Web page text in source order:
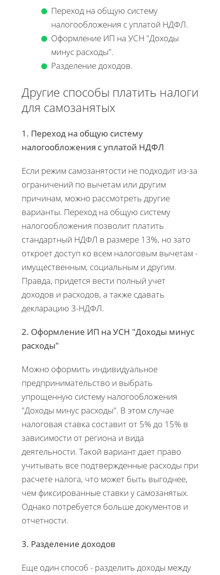
Переход на общую систему
налогообложения с уплатой НДФЛ.
Оформление ИП на УСН "Доходы
минус расходы".
Разделение доходов.
Другие способы платить налоги
для самозанятых
1. Переход на общую систему
налогообложения с уплатой НДФЛ
Если режим самозанятости не подходит из-за
ограничений по вычетам или другим
причинам, можно рассмотреть другие
варианты. Переход на общую систему
налогообложения позволит платить
стандартный НДФЛ в размере 13%, но зато
откроет доступ ко всем налоговым вычетам -
имущественным, социальным и другим.
Правда, придется вести полный учет
доходов и расходов, а также сдавать
декларацию 3-НДФЛ.
2. Оформление ИП на УСН "Доходы минус
расходы"
Можно оформить индивидуальное
предпринимательство и выбрать
упрощенную систему налогообложения
"Доходы минус расходы". В этом случае
налоговая ставка составит от 5% до 15% в
зависимости от региона и вида
деятельности. Такой вариант дает право
учитывать все подтвержденные расходы при
расчете налога, что может быть выгоднее,
чем фиксированные ставки у самозанятых.
Однако потребуется больше документов и
отчетности.
3. Разделение доходов
Еще один способ - разделить доходы между